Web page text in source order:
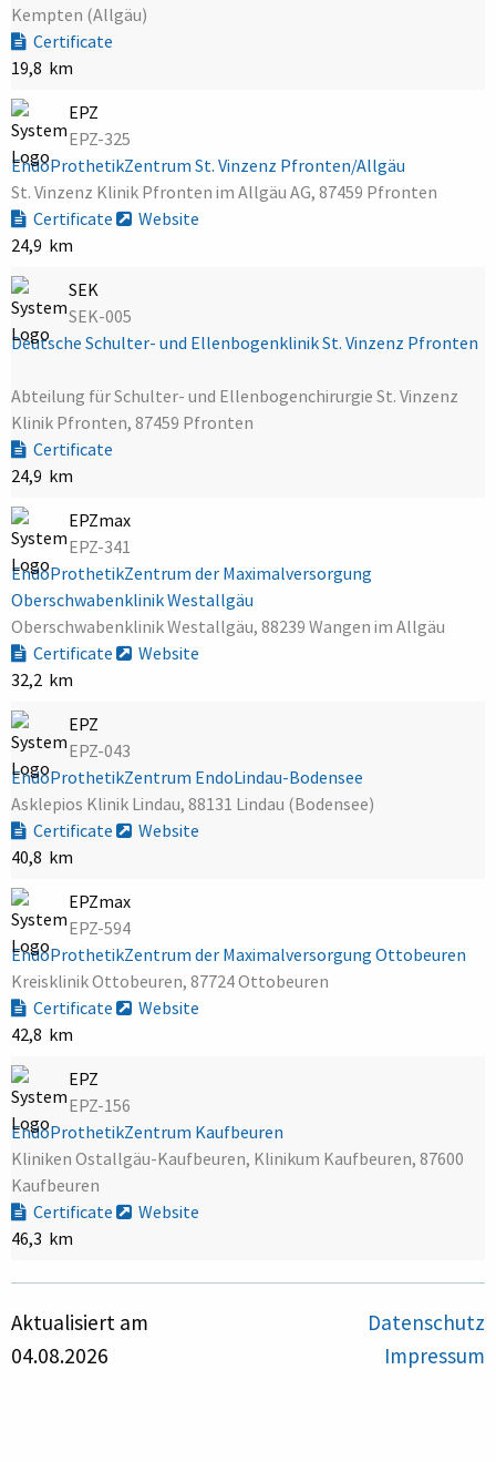
Kempten (Allgäu)
Certificate
19,8 km
EPZ
EPZ-325
EndoProthetikZentrum St. Vinzenz Pfronten/Allgäu
St. Vinzenz Klinik Pfronten im Allgäu AG, 87459 Pfronten
Certificate
Website
24,9 km
SEK
SEK-005
Deutsche Schulter- und Ellenbogenklinik St. Vinzenz Pfronten
Abteilung für Schulter- und Ellenbogenchirurgie St. Vinzenz
Klinik Pfronten, 87459 Pfronten
Certificate
24,9 km
EPZmax
EPZ-341
EndoProthetikZentrum der Maximalversorgung
Oberschwabenklinik Westallgäu
Oberschwabenklinik Westallgäu, 88239 Wangen im Allgäu
Certificate
Website
32,2 km
EPZ
EPZ-043
EndoProthetikZentrum EndoLindau-Bodensee
Asklepios Klinik Lindau, 88131 Lindau (Bodensee)
Certificate
Website
40,8 km
EPZmax
EPZ-594
EndoProthetikZentrum der Maximalversorgung Ottobeuren
Kreisklinik Ottobeuren, 87724 Ottobeuren
Certificate
Website
42,8 km
EPZ
EPZ-156
EndoProthetikZentrum Kaufbeuren
Kliniken Ostallgäu-Kaufbeuren, Klinikum Kaufbeuren, 87600
Kaufbeuren
Certificate
Website
46,3 km
Aktualisiert am
04.08.2026
Datenschutz
Impressum